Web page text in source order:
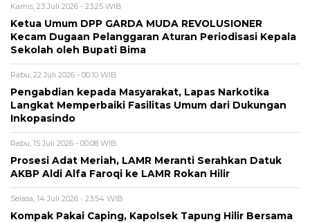
Kamis, 23 Juli 2026 - 23:25 WIB
Ketua Umum DPP GARDA MUDA REVOLUSIONER
Kecam Dugaan Pelanggaran Aturan Periodisasi Kepala
Sekolah oleh Bupati Bima
Rabu, 22 Juli 2026 - 00:10 WIB
Pengabdian kepada Masyarakat, Lapas Narkotika
Langkat Memperbaiki Fasilitas Umum dari Dukungan
Inkopasindo
Rabu, 15 Juli 2026 - 00:08 WIB
Prosesi Adat Meriah, LAMR Meranti Serahkan Datuk
AKBP Aldi Alfa Faroqi ke LAMR Rokan Hilir
Selasa, 14 Juli 2026 - 23:54 WIB
Kompak Pakai Caping, Kapolsek Tapung Hilir Bersama